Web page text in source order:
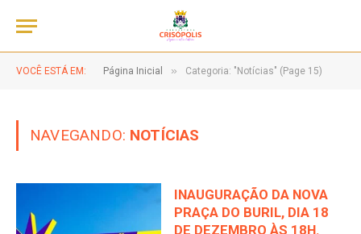
VOCÊ ESTÁ EM: Página Inicial » Categoria: "Notícias" (Page 15)
NAVEGANDO: NOTÍCIAS
INAUGURAÇÃO DA NOVA
PRAÇA DO BURIL, DIA 18
DE DEZEMBRO ÀS 18H.